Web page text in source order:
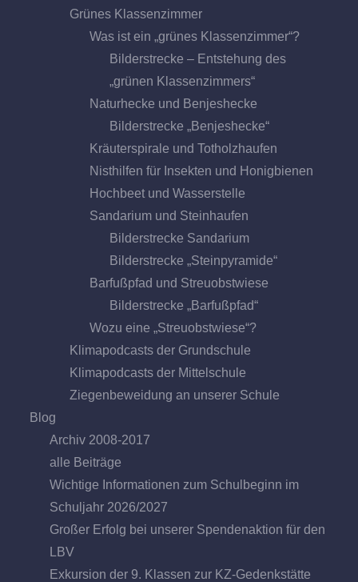
Grünes Klassenzimmer
Was ist ein „grünes Klassenzimmer“?
Bilderstrecke – Entstehung des
„grünen Klassenzimmers“
Naturhecke und Benjeshecke
Bilderstrecke „Benjeshecke“
Kräuterspirale und Totholzhaufen
Nisthilfen für Insekten und Honigbienen
Hochbeet und Wasserstelle
Sandarium und Steinhaufen
Bilderstrecke Sandarium
Bilderstrecke „Steinpyramide“
Barfußpfad und Streuobstwiese
Bilderstrecke „Barfußpfad“
Wozu eine „Streuobstwiese“?
Klimapodcasts der Grundschule
Klimapodcasts der Mittelschule
Ziegenbeweidung an unserer Schule
Blog
Archiv 2008-2017
alle Beiträge
Wichtige Informationen zum Schulbeginn im
Schuljahr 2026/2027
Großer Erfolg bei unserer Spendenaktion für den
LBV
Exkursion der 9. Klassen zur KZ-Gedenkstätte